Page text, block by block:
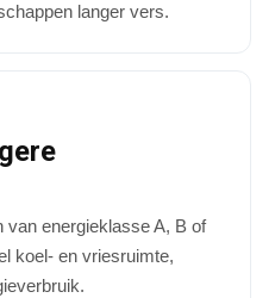
langer vers.
van energieklasse A, B of
koel- en vriesruimte,